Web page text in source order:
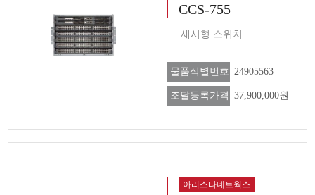
CCS-755
새시형 스위치
물품식별번호 24905563
조달등록가격 37,900,000원
아리스타네트웍스